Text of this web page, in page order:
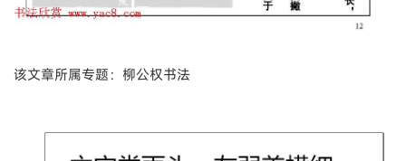
该文章所属专题：柳公权书法